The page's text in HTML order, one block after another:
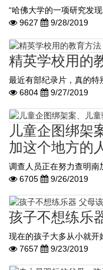
“哈佛大学的一项研究发
9627
9/28/2019
精英学校用的
最近有部纪录片，真的特
6804
9/27/2019
儿童企图绑架
加这个地方的
调查人员正在努力查明南
6705
9/26/2019
孩子不想练乐
现在的孩子大多从小就开
7657
9/23/2019